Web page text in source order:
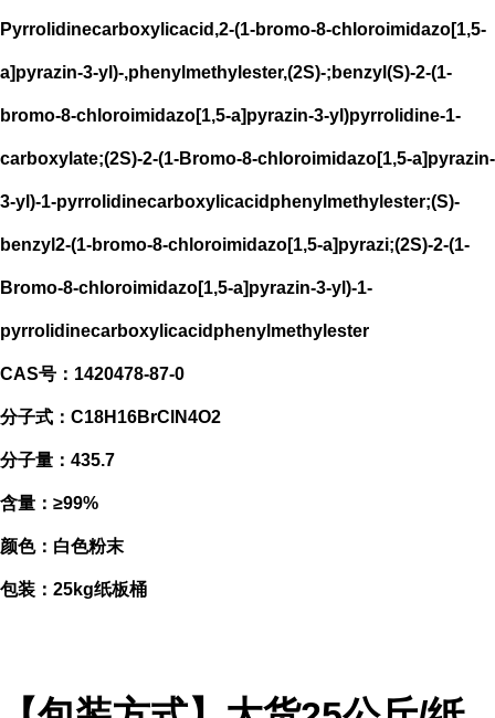
Pyrrolidinecarboxylicacid,2-(1-bromo-8-chloroimidazo[1,5-
a]pyrazin-3-yl)-,phenylmethylester,(2S)-;benzyl(S)-2-(1-
bromo-8-chloroimidazo[1,5-a]pyrazin-3-yl)pyrrolidine-1-
carboxylate;(2S)-2-(1-Bromo-8-chloroimidazo[1,5-a]pyrazin-
3-yl)-1-pyrrolidinecarboxylicacidphenylmethylester;(S)-
benzyl2-(1-bromo-8-chloroimidazo[1,5-a]pyrazi;(2S)-2-(1-
Bromo-8-chloroimidazo[1,5-a]pyrazin-3-yl)-1-
pyrrolidinecarboxylicacidphenylmethylester
CAS号：1420478-87-0
分子式：C18H16BrClN4O2
分子量：435.7
含量：≥99%
颜色：白色粉末
包装：25kg纸板桶